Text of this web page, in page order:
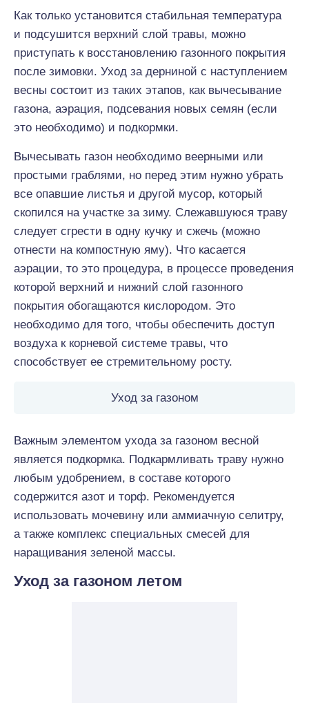
Как только установится стабильная температура
и подсушится верхний слой травы, можно
приступать к восстановлению газонного покрытия
после зимовки. Уход за дерниной с наступлением
весны состоит из таких этапов, как вычесывание
газона, аэрация, подсевания новых семян (если
это необходимо) и подкормки.
Вычесывать газон необходимо веерными или
простыми граблями, но перед этим нужно убрать
все опавшие листья и другой мусор, который
скопился на участке за зиму. Слежавшуюся траву
следует сгрести в одну кучку и сжечь (можно
отнести на компостную яму). Что касается
аэрации, то это процедура, в процессе проведения
которой верхний и нижний слой газонного
покрытия обогащаются кислородом. Это
необходимо для того, чтобы обеспечить доступ
воздуха к корневой системе травы, что
способствует ее стремительному росту.
Уход за газоном
Важным элементом ухода за газоном весной
является подкормка. Подкармливать траву нужно
любым удобрением, в составе которого
содержится азот и торф. Рекомендуется
использовать мочевину или аммиачную селитру,
а также комплекс специальных смесей для
наращивания зеленой массы.
Уход за газоном летом